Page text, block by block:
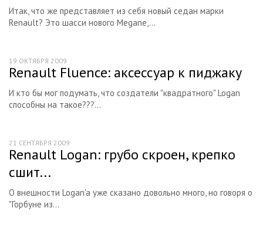
Итак, что же представляет из себя новый седан марки
Renault? Это шасси нового Megane,...
Renault Fluence: аксессуар к пиджаку
И кто бы мог подумать, что создатели "квадратного" Logan
способны на такое???...
19 ОКТЯБРЯ 2009
Renault Logan: грубо скроен, крепко
сшит...
О внешности Logan'a уже сказано довольно много, но говоря о
"Горбуне из...
21 СЕНТЯБРЯ 2009